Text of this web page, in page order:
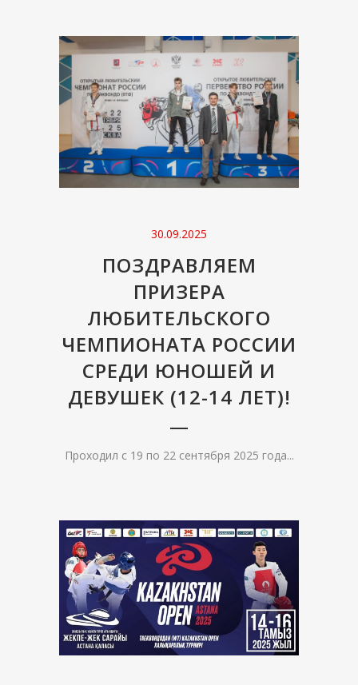
30.09.2025
ПОЗДРАВЛЯЕМ
ПРИЗЕРА
ЛЮБИТЕЛЬСКОГО
ЧЕМПИОНАТА РОССИИ
СРЕДИ ЮНОШЕЙ И
ДЕВУШЕК (12-14 ЛЕТ)!
Проходил с 19 по 22 сентября 2025 года...